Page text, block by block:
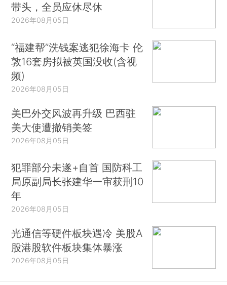
带头，全员应休尽休
2026年08月05日
“福建帮”洗钱案逃犯徐海卡 伦
敦16套房拟被英国没收(含视
频)
2026年08月05日
美巴外交风波再升级 巴西驻
美大使遭撤销美签
2026年08月05日
犯罪部分未遂+自首 国防科工
局原副局长张建华一审获刑10
年
2026年08月05日
光通信等硬件板块遇冷 美股A
股港股软件板块集体暴涨
2026年08月05日